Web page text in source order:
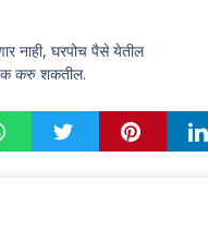
नाही, घरपोच पैसे येतील
करु शकतील.